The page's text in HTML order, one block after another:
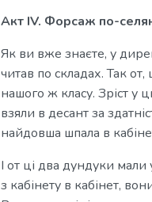
Акт IV. Форсаж по-
Як ви вже знаєте, у
читав по складах. Так
нашого ж класу. Зріст у
взяли в десант за
найдовша шпала в
І от ці два дундуки
з кабінету в кабінет,